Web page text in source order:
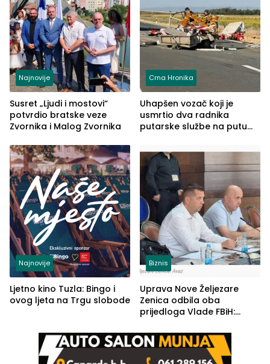
Najnovije
Susret „Ljudi i mostovi“
potvrdio bratske veze
Zvornika i Malog Zvornika
Crna Hronika
Uhapšen vozač koji je
usmrtio dva radnika
putarske službe na putu
(FOTO)
Najnovije
Ljetno kino Tuzla: Bingo i
ovog ljeta na Trgu slobode
Biznis
Uprava Nove Željezare
Zenica odbila oba
prijedloga Vlade FBiH:
rješenje